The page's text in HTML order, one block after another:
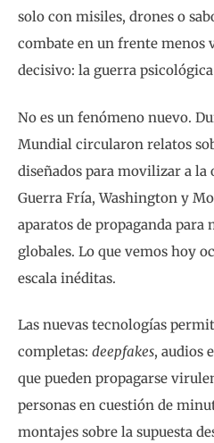
solo con misiles, drones o
combate en un frente menos
decisivo: la guerra
No es un fenómeno nuevo.
Mundial circularon relatos
diseñados para movilizar a
Guerra Fría, Washington y
aparatos de propaganda para
globales. Lo que vemos hoy
escala inéditas.
Las nuevas tecnologías
completas: deepfakes, audios
que pueden propagarse
personas en cuestión de
montajes sobre la supuesta